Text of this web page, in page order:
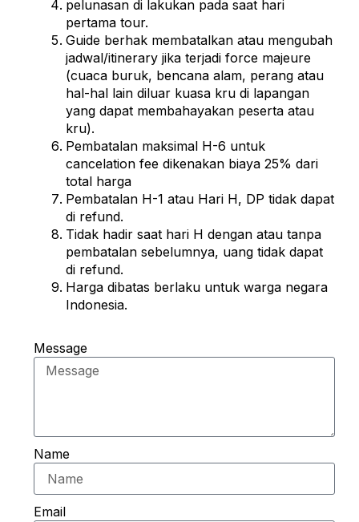
pelunasan di lakukan pada saat hari
pertama tour.
Guide berhak membatalkan atau mengubah
jadwal/itinerary jika terjadi force majeure
(cuaca buruk, bencana alam, perang atau
hal-hal lain diluar kuasa kru di lapangan
yang dapat membahayakan peserta atau
kru).
Pembatalan maksimal H-6 untuk
cancelation fee dikenakan biaya 25% dari
total harga
Pembatalan H-1 atau Hari H, DP tidak dapat
di refund.
Tidak hadir saat hari H dengan atau tanpa
pembatalan sebelumnya, uang tidak dapat
di refund.
Harga dibatas berlaku untuk warga negara
Indonesia.
Message
Name
Email